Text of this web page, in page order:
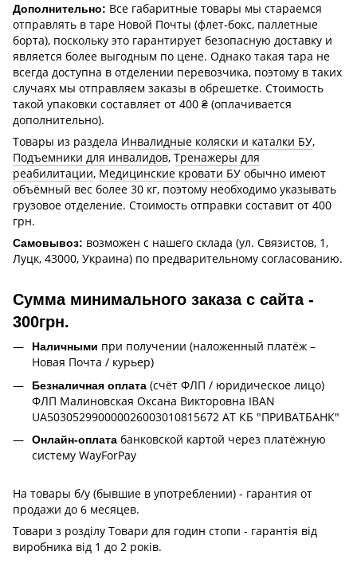
Дополнительно: Все габаритные товары мы стараемся
отправлять в таре Новой Почты (флет-бокс, паллетные
борта), поскольку это гарантирует безопасную доставку и
является более выгодным по цене. Однако такая тара не
всегда доступна в отделении перевозчика, поэтому в таких
случаях мы отправляем заказы в обрешетке. Стоимость
такой упаковки составляет от 400 ₴ (оплачивается
дополнительно).
Товары из раздела Инвалидные коляски и каталки БУ,
Подъемники для инвалидов, Тренажеры для
реабилитации, Медицинские кровати БУ обычно имеют
объёмный вес более 30 кг, поэтому необходимо указывать
грузовое отделение. Стоимость отправки составит от 400
грн.
Самовывоз: возможен с нашего склада (ул. Связистов, 1,
Луцк, 43000, Украина) по предварительному согласованию.
Сумма минимального заказа с сайта -
300грн.
Наличными при получении (наложенный платёж –
Новая Почта / курьер)
Безналичная оплата (счёт ФЛП / юридическое лицо)
ФЛП Малиновская Оксана Викторовна IBAN
UA503052990000026003010815672 АТ КБ "ПРИВАТБАНК"
Онлайн-оплата банковской картой через платёжную
систему WayForPay
На товары б/у (бывшие в употреблении) - гарантия от
продажи до 6 месяцев.
Товари з розділу Товари для годин стопи - гарантія від
виробника від 1 до 2 років.